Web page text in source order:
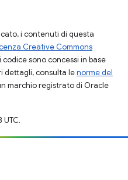
i contenuti di questa
Creative Commons
codice sono concessi in base
dettagli, consulta lenorme del
marchio registrato di Oracle